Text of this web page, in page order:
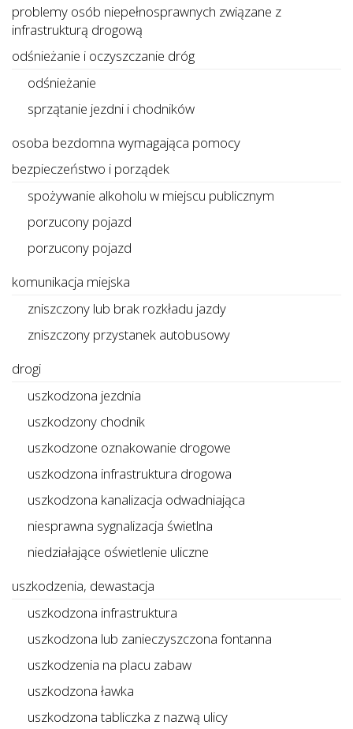
problemy osób niepełnosprawnych związane z
infrastrukturą drogową
odśnieżanie i oczyszczanie dróg
odśnieżanie
sprzątanie jezdni i chodników
osoba bezdomna wymagająca pomocy
bezpieczeństwo i porządek
spożywanie alkoholu w miejscu publicznym
porzucony pojazd
porzucony pojazd
komunikacja miejska
zniszczony lub brak rozkładu jazdy
zniszczony przystanek autobusowy
drogi
uszkodzona jezdnia
uszkodzony chodnik
uszkodzone oznakowanie drogowe
uszkodzona infrastruktura drogowa
uszkodzona kanalizacja odwadniająca
niesprawna sygnalizacja świetlna
niedziałające oświetlenie uliczne
uszkodzenia, dewastacja
uszkodzona infrastruktura
uszkodzona lub zanieczyszczona fontanna
uszkodzenia na placu zabaw
uszkodzona ławka
uszkodzona tabliczka z nazwą ulicy